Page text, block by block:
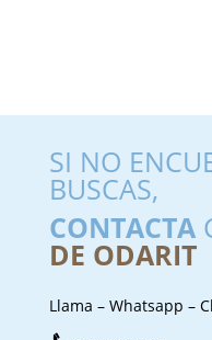
SI NO
BUSCAS,
CONTACTA
DE ODARIT
Llama – Whatsapp –